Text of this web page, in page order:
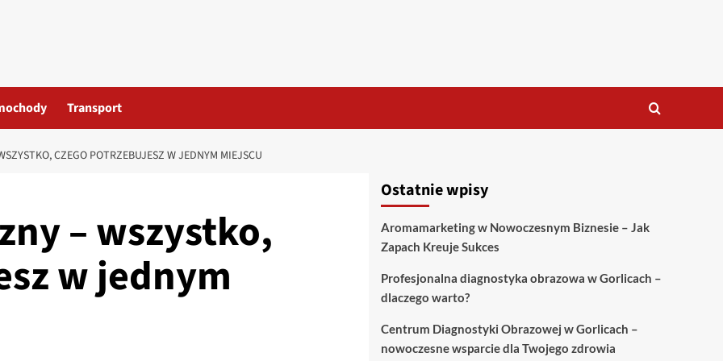
Transport
CZEGO POTRZEBUJESZ W JEDNYM MIEJSCU
– wszystko,
w jednym
Ostatnie wpisy
Aromamarketing w Nowoczesnym Biznesie – Jak
Zapach Kreuje Sukces
Profesjonalna diagnostyka obrazowa w Gorlicach –
dlaczego warto?
Centrum Diagnostyki Obrazowej w Gorlicach –
nowoczesne wsparcie dla Twojego zdrowia